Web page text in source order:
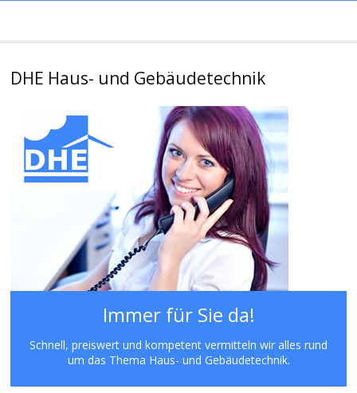
DHE Haus- und Gebäudetechnik
Immer für Sie da!
Schnell, preiswert und kompetent vermitteln wir alles rund
um das Thema Haus- und Gebäudetechnik.